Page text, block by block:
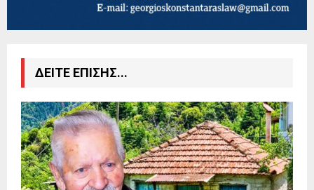
ΔΕΙΤΕ ΕΠΙΣΗΣ...